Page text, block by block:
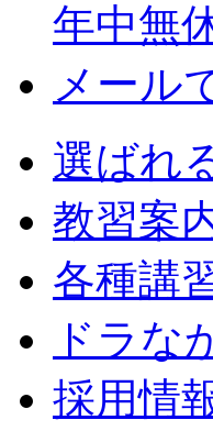
年中無
メール
選ばれ
教習案
各種講
ドラな
採用情